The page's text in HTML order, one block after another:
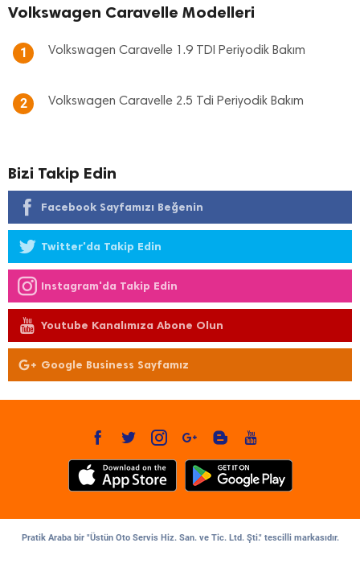
Volkswagen Caravelle Modelleri
1 Volkswagen Caravelle 1.9 TDI Periyodik Bakım
2 Volkswagen Caravelle 2.5 Tdi Periyodik Bakım
Bizi Takip Edin
Facebook Sayfamızı Beğenin
Twitter'da Takip Edin
Instagram'da Takip Edin
Youtube Kanalımıza Abone Olun
Google Business Sayfamız
Pratik Araba bir "Üstün Oto Servis Hiz. San. ve Tic. Ltd. Şti." tescilli markasıdır.